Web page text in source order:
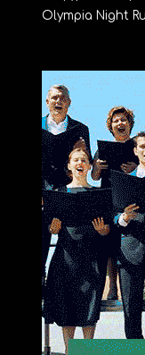
Olympia Night